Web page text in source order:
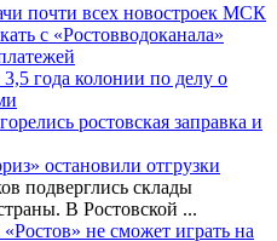
почти всех новостроек МСК
с «Ростовводоканала»
года колонии по делу о
ростовская заправка и
остановили отгрузки
подверглись склады
В Ростовской ...
не сможет играть на